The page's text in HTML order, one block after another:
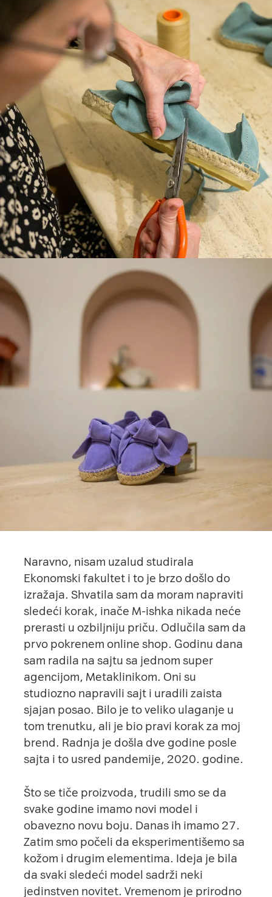
Naravno, nisam uzalud studirala
Ekonomski fakultet i to je brzo došlo do
izražaja. Shvatila sam da moram napraviti
sledeći korak, inače M-ishka nikada neće
prerasti u ozbiljniju priču. Odlučila sam da
prvo pokrenem online shop. Godinu dana
sam radila na sajtu sa jednom super
agencijom, Metaklinikom. Oni su
studiozno napravili sajt i uradili zaista
sjajan posao. Bilo je to veliko ulaganje u
tom trenutku, ali je bio pravi korak za moj
brend. Radnja je došla dve godine posle
sajta i to usred pandemije, 2020. godine.
Što se tiče proizvoda, trudili smo se da
svake godine imamo novi model i
obavezno novu boju. Danas ih imamo 27.
Zatim smo počeli da eksperimentišemo sa
kožom i drugim elementima. Ideja je bila
da svaki sledeći model sadrži neki
jedinstven novitet. Vremenom je prirodno